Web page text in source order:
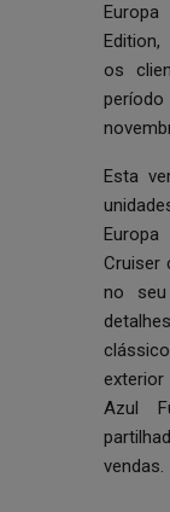
os
Esta
Cruiser
no
Azul
vendas.